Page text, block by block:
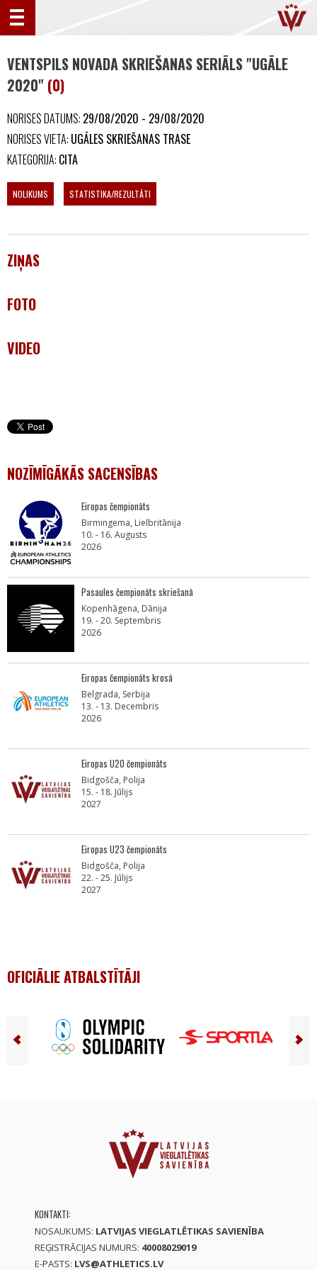
VENTSPILS NOVADA SKRIEŠANAS SERIĀLS "UGĀLE
2020" (0)
NORISES DATUMS: 29/08/2020 - 29/08/2020
NORISES VIETA: UGĀLES SKRIEŠANAS TRASE
KATEGORIJA: CITA
NOLIKUMS STATISTIKA/REZULTĀTI
ZIŅAS
FOTO
VIDEO
NOZĪMĪGĀKĀS SACENSĪBAS
Eiropas čempionāts
Birmingema, Lielbritānija
10. - 16. Augusts
2026
Pasaules čempionāts skriešanā
Kopenhāgena, Dānija
19. - 20. Septembris
2026
Eiropas čempionāts krosā
Belgrada, Serbija
13. - 13. Decembris
2026
Eiropas U20 čempionāts
Bidgošča, Polija
15. - 18. Jūlijs
2027
Eiropas U23 čempionāts
Bidgošča, Polija
22. - 25. Jūlijs
2027
OFICIĀLIE ATBALSTĪTĀJI
KONTAKTI:
NOSAUKUMS: LATVIJAS VIEGLATLĒTIKAS SAVIENĪBA
REĢISTRĀCIJAS NUMURS: 40008029019
E-PASTS: LVS@ATHLETICS.LV